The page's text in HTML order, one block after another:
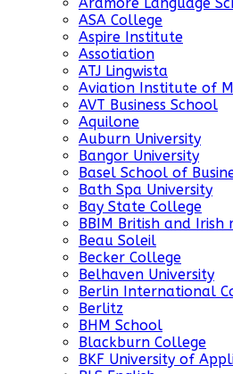
Ardmore Language
ASA College
Aspire Institute
Assotiation
ATJ Lingwista
Aviation Institute of
AVT Business School
Aquilone
Auburn University
Bangor University
Basel School of
Bath Spa University
Bay State College
BBIM British and
Beau Soleil
Becker College
Belhaven University
Berlin International
Berlitz
BHM School
Blackburn College
BKF University of